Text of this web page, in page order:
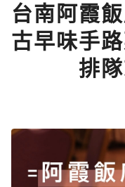
台南阿霞
古早味手
排